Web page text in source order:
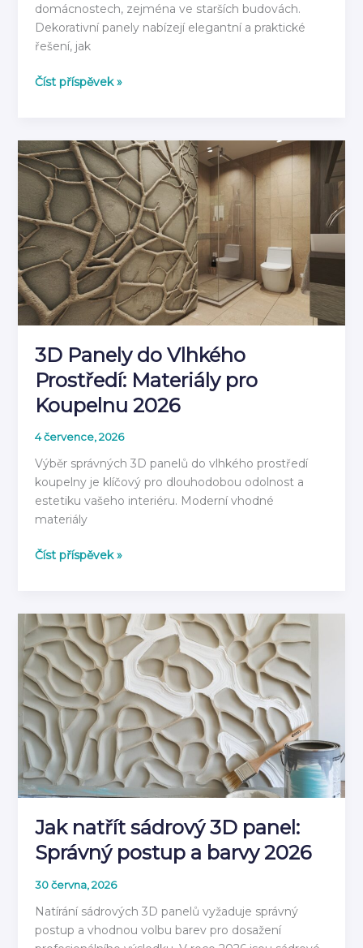
domácnostech, zejména ve starších budovách.
Dekorativní panely nabízejí elegantní a praktické
řešení, jak
Jak
zeď
pomocí
dekorativních
panelů
2026
Číst příspěvek »
3D Panely do Vlhkého
Prostředí: Materiály pro
Koupelnu 2026
4 července, 2026
Výběr správných 3D panelů do vlhkého prostředí
koupelny je klíčový pro dlouhodobou odolnost a
estetiku vašeho interiéru. Moderní vhodné
materiály
3D
Vlhkého
Prostředí:
Materiály
pro
Koupelnu
2026
Číst příspěvek »
Jak natřít sádrový 3D panel:
Správný postup a barvy 2026
30 června, 2026
Natírání sádrových 3D panelů vyžaduje správný
postup a vhodnou volbu barev pro dosažení